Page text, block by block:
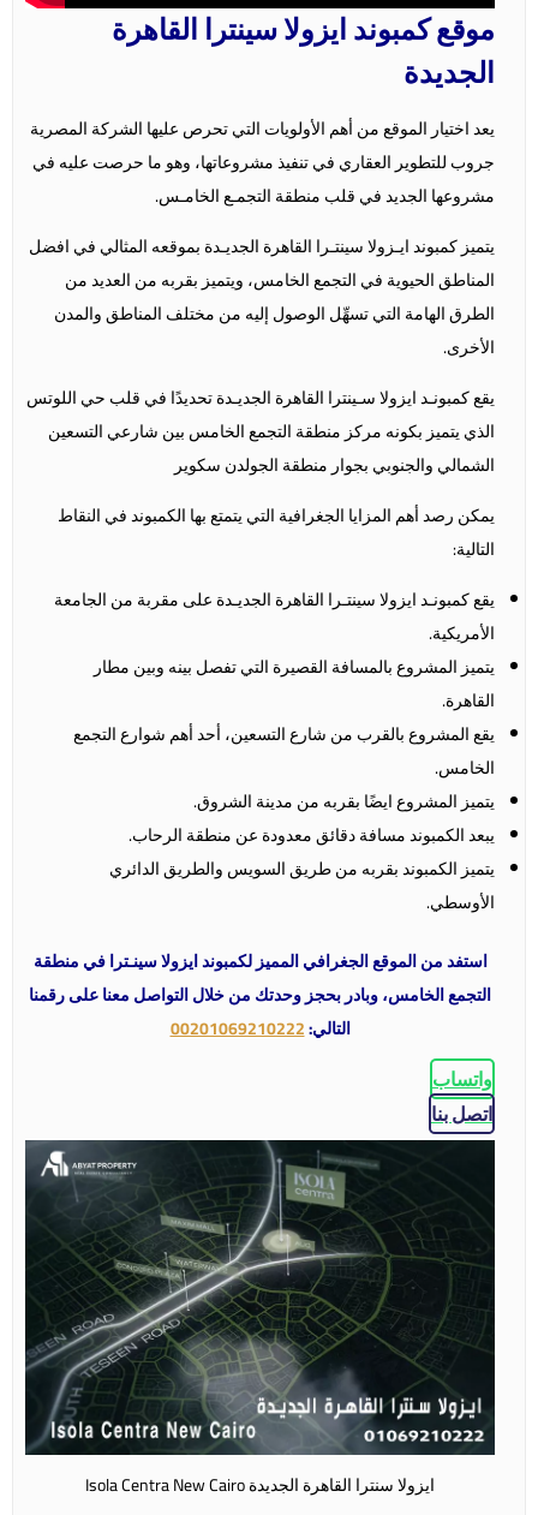
موقع كمبوند ايزولا سينترا القاهرة
الجديدة
يعد اختيار الموقع من أهم الأولويات التي تحرص عليها الشركة المصرية
جروب للتطوير العقاري في تنفيذ مشروعاتها، وهو ما حرصت عليه في
مشروعها الجديد في قلب منطقة التجمـع الخامـس.
يتميز كمبوند ايـزولا سينتـرا القاهرة الجديـدة بموقعه المثالي في افضل
المناطق الحيوية في التجمع الخامس، ويتميز بقربه من العديد من
الطرق الهامة التي تسهِّل الوصول إليه من مختلف المناطق والمدن
الأخرى.
يقع كمبونـد ايزولا سـينترا القاهرة الجديـدة تحديدًا في قلب حي اللوتس
الذي يتميز بكونه مركز منطقة التجمع الخامس بين شارعي التسعين
الشمالي والجنوبي بجوار منطقة الجولدن سكوير
يمكن رصد أهم المزايا الجغرافية التي يتمتع بها الكمبوند في النقاط
التالية:
يقع كمبونـد ايزولا سينتـرا القاهرة الجديـدة على مقربة من الجامعة
الأمريكية.
يتميز المشروع بالمسافة القصيرة التي تفصل بينه وبين مطار
القاهرة.
يقع المشروع بالقرب من شارع التسعين، أحد أهم شوارع التجمع
الخامس.
يتميز المشروع ايضًا بقربه من مدينة الشروق.
يبعد الكمبوند مسافة دقائق معدودة عن منطقة الرحاب.
يتميز الكمبوند بقربه من طريق السويس والطريق الدائري
الأوسطي.
استفد من الموقع الجغرافي المميز لكمبوند ايزولا سينـترا في منطقة
التجمع الخامس، وبادر بحجز وحدتك من خلال التواصل معنا على رقمنا
التالي:00201069210222
واتساب
اتصل بنا
ايزولا سنترا القاهرة الجديدة Isola Centra New Cairo